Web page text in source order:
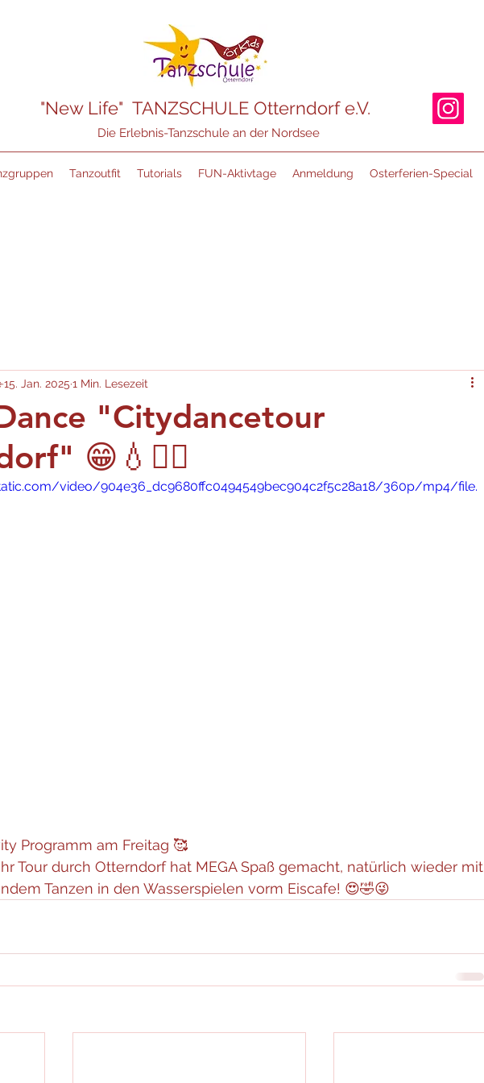
"New Life" TANZSCHULE Otterndorf e.V.
Die Erlebnis-Tanzschule an der Nordsee
Tanzoutfit Tutorials FUN-Aktivtage Anmeldung Osterferien-Special
"Citydancetour
😁💧🤽‍♂️
15. Jan. 2025 1 Min. Lesezeit
video/904e36_dc9680ffc0494549bec904c2f5c28a18/360p/mp4/file.
Programm am Freitag 🥰
Tour durch Otterndorf hat MEGA Spaß gemacht, natürlich wieder mit
Tanzen in den Wasserspielen vorm Eiscafe! 😍🤣😜